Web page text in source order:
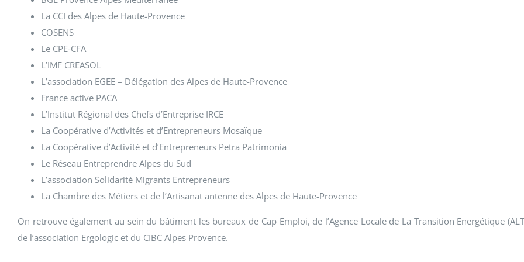
La CCI des Alpes de Haute-Provence
COSENS
Le CPE-CFA
L’IMF CREASOL
L’association EGEE – Délégation des Alpes de Haute-Provence
France active PACA
L’Institut Régional des Chefs d’Entreprise IRCE
La Coopérative d’Activités et d’Entrepreneurs Mosaïque
La Coopérative d’Activité et d’Entrepreneurs Petra Patrimonia
Le Réseau Entreprendre Alpes du Sud
L’association Solidarité Migrants Entrepreneurs
La Chambre des Métiers et de l’Artisanat antenne des Alpes de Haute-Provence
On retrouve également au sein du bâtiment les bureaux de Cap Emploi, de l’Agence Locale de La Transition Energétique
de l’association Ergologic et du CIBC Alpes Provence.